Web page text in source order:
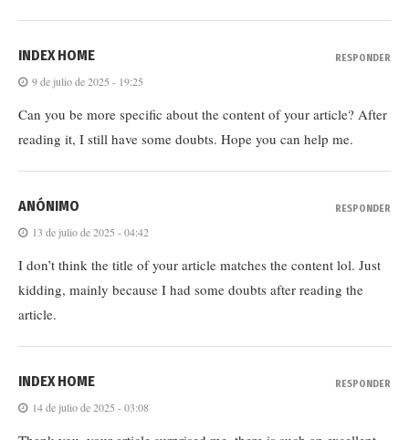
INDEX HOME
9 de julio de 2025 - 19:25
Can you be more specific about the content of your article? After
reading it, I still have some doubts. Hope you can help me.
RESPONDER
ANÓNIMO
13 de julio de 2025 - 04:42
I don’t think the title of your article matches the content lol. Just
kidding, mainly because I had some doubts after reading the
article.
RESPONDER
INDEX HOME
14 de julio de 2025 - 03:08
RESPONDER